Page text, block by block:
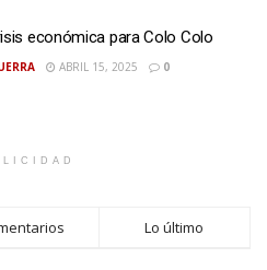
económica para Colo Colo
ABRIL 15, 2025 0
Lo último